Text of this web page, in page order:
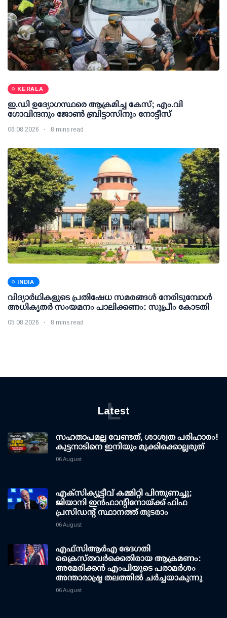
KERALA
ഇ.ഡി ഉദ്യോഗസ്ഥരെ ആക്രമിച്ച കേസ്; എം.വി
ഗോവിന്ദനും ജോണ്‍ ബ്രിട്ടാസിനും നോട്ടീസ്
06 08 2026 8 mins read
INDIA
വിദ്യാര്‍ഥികളുടെ പ്രതിഷേധ സമരങ്ങള്‍ നേരിടുമ്പോള്‍
അധികൃതര്‍ സംയമനം പാലിക്കണം: സുപ്രീം കോടതി
05 08 2026 8 mins read
Latest
L
സഹതാപമല്ല വേണ്ടത്, ശാശ്വത പരിഹാരം!
കുട്ടനാടിനെ ഇനിയും മുക്കിക്കൊല്ലരുത്
06 August
എക്സിക്യൂട്ടീവ് കമ്മിറ്റി പിന്തുണച്ചു;
ജിയാനി ഇന്‍ഫാന്റിനോയ്ക്ക് ഫിഫ
പ്രസിഡന്റ് സ്ഥാനത്ത് തുടരാം
06 August
എഫ്‌സി‌ആര്‍‌എ ഭേദഗതി
ക്രൈസ്തവർക്കെതിരായ ആക്രമണം:
അമേരിക്കൻ എംപിയുടെ പരാമർശം
അന്താരാഷ്ട്ര തലത്തിൽ ചർച്ചയാകുന്നു
06 August